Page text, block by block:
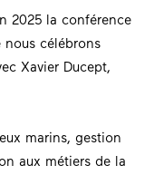
2025 la conférence
nous célébrons
Xavier Ducept,
marins, gestion
aux métiers de la